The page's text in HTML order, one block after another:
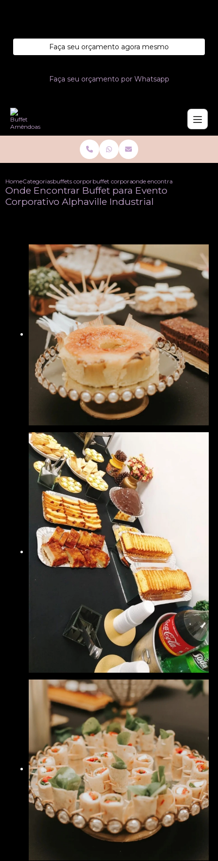
Faça seu orçamento agora mesmo
Faça seu orçamento por Whatsapp
HomeCategoriasbuffets corporativobuffet corporativoonde encontrar buffet para
Onde Encontrar Buffet para Evento
Corporativo Alphaville Industrial